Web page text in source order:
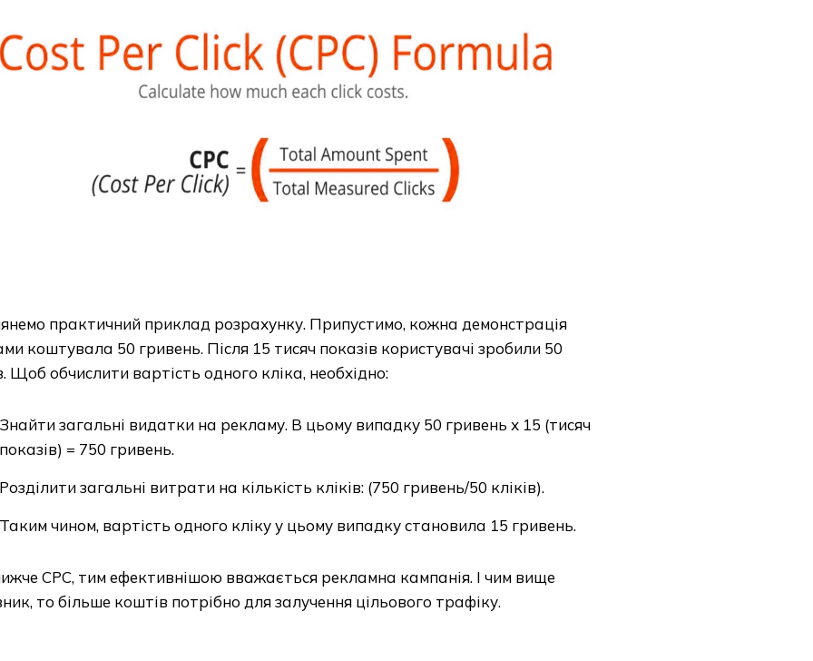
практичний приклад розрахунку. Припустимо, кожна демонстрація
коштувала 50 гривень. Після 15 тисяч показів користувачі зробили 50
Щоб обчислити вартість одного кліка, необхідно:
Знайти загальні видатки на рекламу. В цьому випадку 50 гривень х 15 (тисяч
показів) = 750 гривень.
Розділити загальні витрати на кількість кліків: (750 гривень/50 кліків).
Таким чином, вартість одного кліку у цьому випадку становила 15 гривень.
CPC, тим ефективнішою вважається рекламна кампанія. І чим вище
то більше коштів потрібно для залучення цільового трафіку.